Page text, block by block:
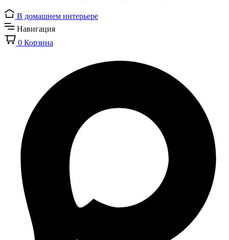
В домашнем интерьере
Навигация
0 Корзина